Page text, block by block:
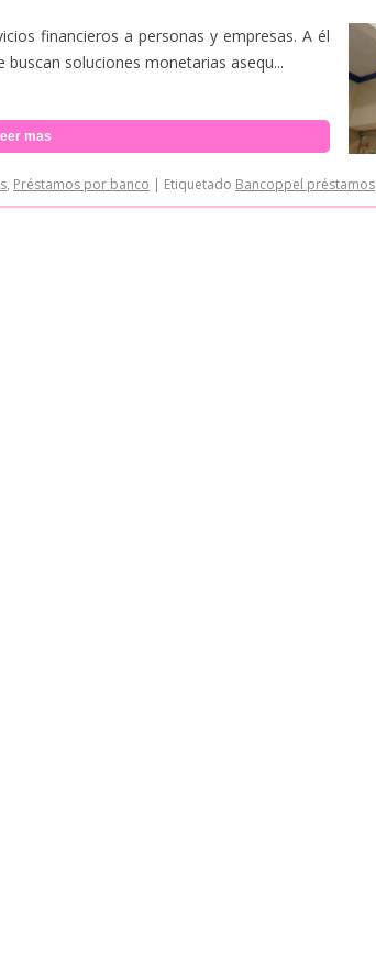
financieros a personas y empresas. A él
soluciones monetarias asequ...
mas
, Préstamos por banco | Etiquetado Bancoppel préstamos